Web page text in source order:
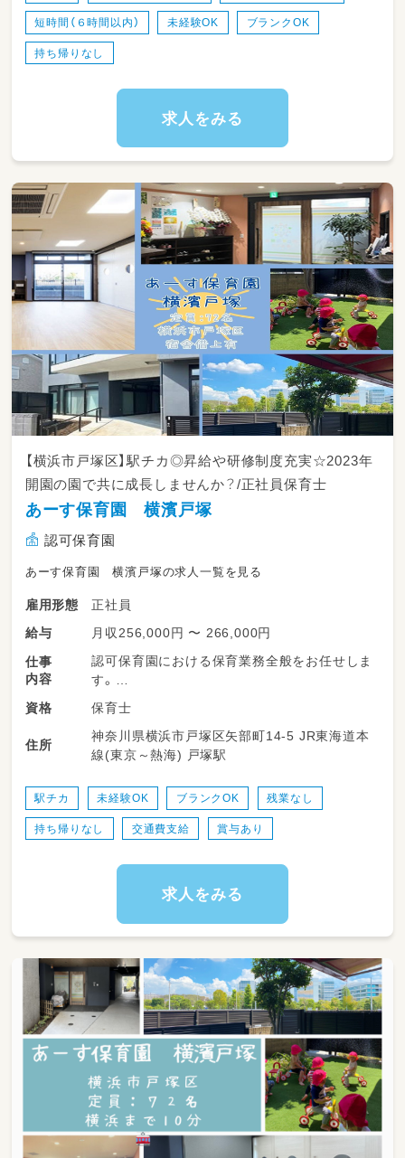
ブランクのある方も安心のフォロー体制あり！
短時間（６時間以内） 未経験OK ブランクOK
持ち帰りなし
求人をみる
【横浜市戸塚区】駅チカ◎昇給や研修制度充実☆2023年
開園の園で共に成長しませんか？/正社員保育士
あーす保育園 横濱戸塚
認可保育園
あーす保育園 横濱戸塚の求人一覧を見る
雇用形態
正社員
給与
月収256,000円 〜 266,000円
仕事
内容
認可保育園における保育業務全般をお任せしま
す。
「あーす保育園横濱戸塚」
定員：72名
対象：1～未就学児
＊1クラス最大18名を複数担任で見守っていた
だきます♪
外部講師による英語は子ども達にも大人気♪
その他にもサントレ、リズム遊び等遊びながら
自然と豊かな表現力や非認知能力を育んでいま
◆食育
園庭やバルコニーでのプランター栽培や収穫、
クッキング、郷土料理メニュー等力を入れてい
ます。
◆保育スケジュール（予定）
07：00～ 登園
09：00～ 朝の会
10：00～ サントレ
10：30～ 設定遊びやお散歩
11：30～ 給食
資格 保育士
住所
神奈川県横浜市戸塚区矢部町14-5 JR東海道本
線(東京～熱海) 戸塚駅
駅チカ 未経験OK ブランクOK 残業なし
持ち帰りなし 交通費支給 賞与あり
求人をみる